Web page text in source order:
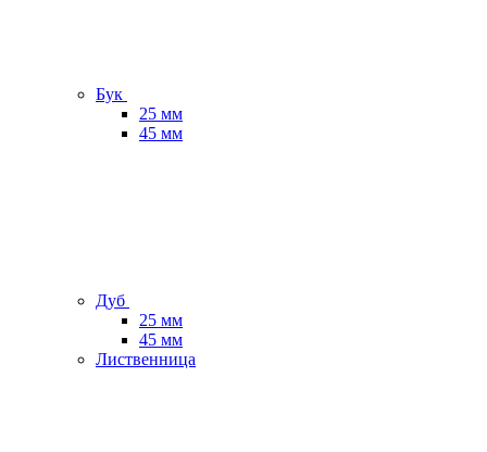
Бук
25 мм
45 мм
Дуб
25 мм
45 мм
Лиственница